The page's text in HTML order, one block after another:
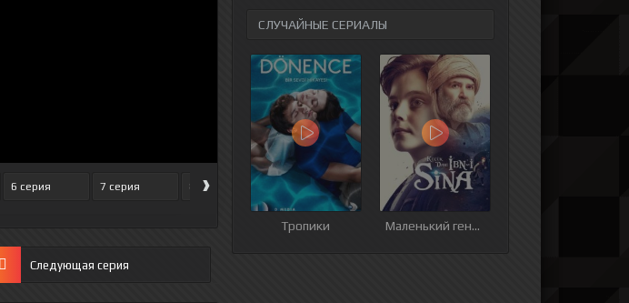
СЛУЧАЙНЫЕ СЕРИАЛЫ
Тропики Маленький гений Синай
6 серия 7 серия 8 серия 9 серия 10 серия 11 серия
›
Следующая серия